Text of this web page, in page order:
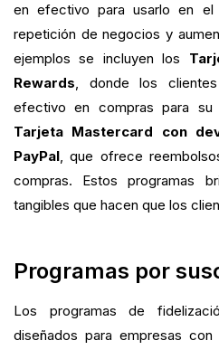
en efectivo para usarlo en
repetición de negocios y
ejemplos se incluyen los
Rewards, donde los
efectivo en compras para
Tarjeta Mastercard con
PayPal, que ofrece
compras. Estos programas
tangibles que hacen que los
Programas por
Los programas de
diseñados para empresas